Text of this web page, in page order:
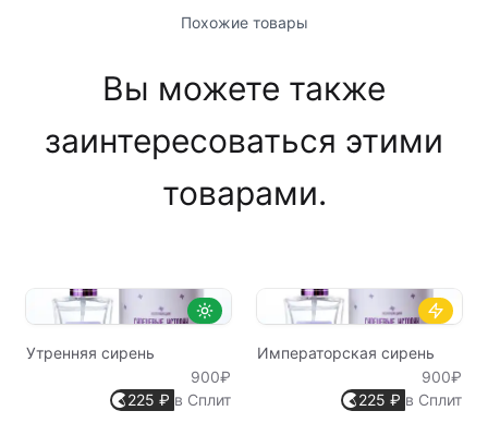
Похожие товары
Вы можете также
заинтересоваться этими
товарами.
Утренняя сирень
900₽
225 ₽ в Сплит
Императорская сирень
900₽
225 ₽ в Сплит